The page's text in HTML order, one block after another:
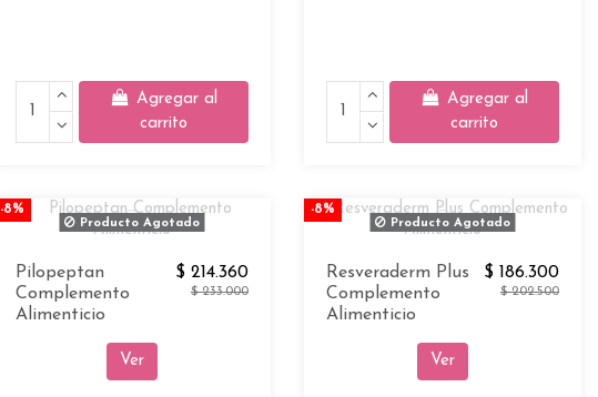
Agregar al
carrito
Agregar al
carrito
-8%
Producto Agotado
Pilopeptan
Complemento
Alimenticio
$ 214.360
$ 233.000
Ver
-8%
Producto Agotado
Resveraderm Plus
Complemento
Alimenticio
$ 186.300
$ 202.500
Ver